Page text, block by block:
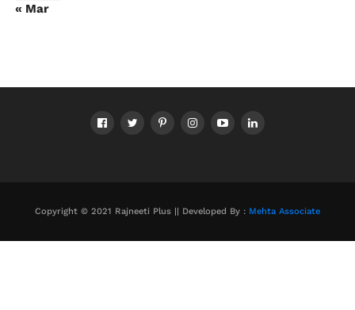
« Mar
Copyright © 2021 Rajneeti Plus || Developed By : Mehta Associate